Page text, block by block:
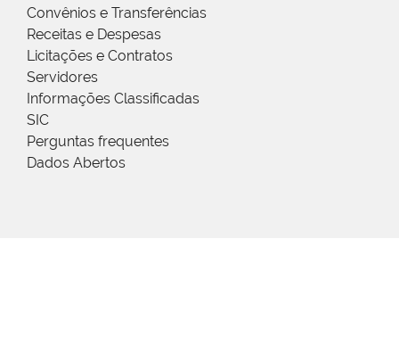
Convênios e Transferências
Receitas e Despesas
Licitações e Contratos
Servidores
Informações Classificadas
SIC
Perguntas frequentes
Dados Abertos